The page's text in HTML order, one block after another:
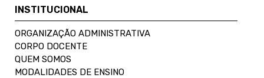
INSTITUCIONAL
ORGANIZAÇÃO ADMINISTRATIVA
CORPO DOCENTE
QUEM SOMOS
MODALIDADES DE ENSINO